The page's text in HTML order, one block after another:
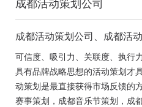
成都活动策划公司、成都活
司、成都庆典活动策划公司
都音乐节策划公司、成都年
可信度、吸引力、关联度、执行
具有品牌战略思想的活动策划
动策划是最直接获得市场反馈的
赛事策划，成都音乐节策划，成